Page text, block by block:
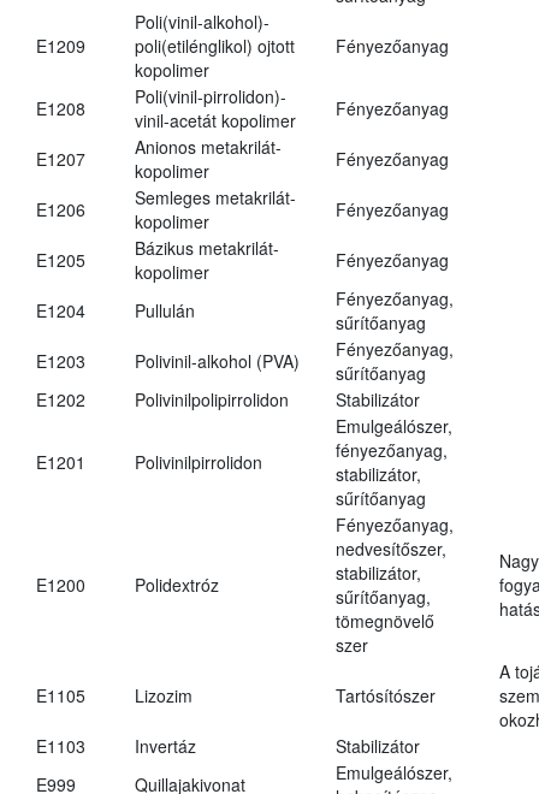
E1209
Poli(vinil-alkohol)-
poli(etilénglikol) ojtott
kopolimer
Fényezőanyag
E1208
Poli(vinil-pirrolidon)-
vinil-acetát kopolimer
Fényezőanyag
E1207
Anionos metakrilát-
kopolimer
Fényezőanyag
E1206
Semleges metakrilát-
kopolimer
Fényezőanyag
E1205
Bázikus metakrilát-
kopolimer
Fényezőanyag
E1204 Pullulán
Fényezőanyag,
sűrítőanyag
E1203
Polivinil-alkohol (PVA)
Fényezőanyag,
sűrítőanyag
E1202
Polivinilpolipirrolidon Stabilizátor
E1201 Polivinilpirrolidon
Emulgeálószer,
fényezőanyag,
stabilizátor,
sűrítőanyag
E1200 Polidextróz
Fényezőanyag,
nedvesítőszer,
stabilizátor,
sűrítőanyag,
tömegnövelő
szer
E1105 Lizozim Tartósítószer
A
E1103
Invertáz
Stabilizátor
E999
Quillajakivonat
Emulgeálószer,